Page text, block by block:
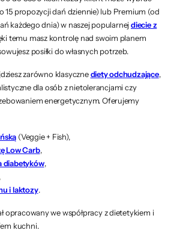
15 propozycji dań dziennie) lub Premium (od
każdego dnia) w naszej popularnejdiecie z
temu masz kontrolę nad swoim planem
posiłki do własnych potrzeb.
zarówno klasycznediety odchudzające,
dla osób z nietolerancjami czy
energetycznym. Oferujemy
(Veggie + Fish),
Low Carb,
diabetyków,
i laktozy.
opracowany we współpracy z dietetykiem i
kuchni.